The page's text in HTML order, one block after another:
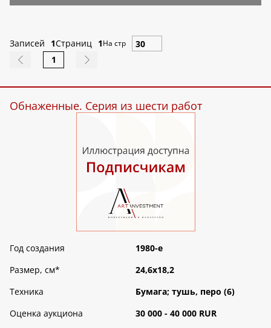
Записей 1Страниц 1На стр
1
Обнаженные. Серия из шести работ
Год создания
1980-е
Размер, см*
24,6х18,2
Техника
Бумага; тушь, перо (6)
Оценка аукциона
30 000 - 40 000 RUR